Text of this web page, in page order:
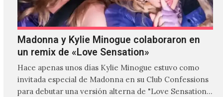
Madonna y Kylie Minogue colaboraron en
un remix de «Love Sensation»
Hace apenas unos días Kylie Minogue estuvo como
invitada especial de Madonna en su Club Confessions
para debutar una versión alterna de "Love Sensation",